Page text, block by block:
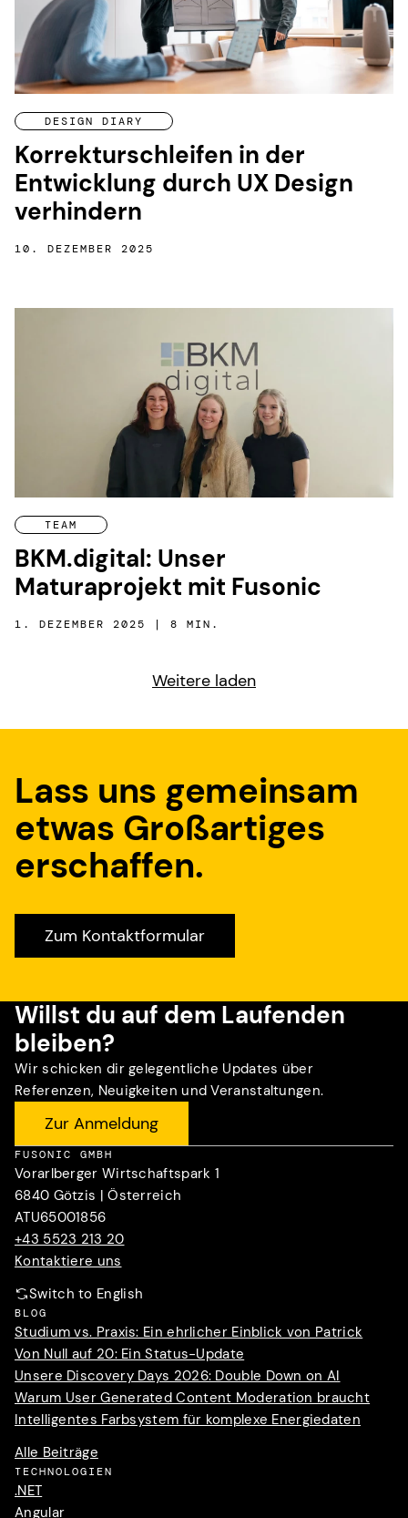
DESIGN DIARY
Korrekturschleifen in der
Entwicklung durch UX Design
verhindern
10. DEZEMBER 2025
TEAM
BKM.digital: Unser
Maturaprojekt mit Fusonic
1. DEZEMBER 2025 | 8 MIN.
Weitere laden
Lass uns gemeinsam
etwas Großartiges
erschaffen.
Zum Kontaktformular
Willst du auf dem Laufenden
bleiben?
Wir schicken dir gelegentliche Updates über
Referenzen, Neuigkeiten und Veranstaltungen.
Zur Anmeldung
FUSONIC GMBH
Vorarlberger Wirtschaftspark 1
6840 Götzis | Österreich
ATU65001856
+43 5523 213 20
Kontaktiere uns
Switch to English
BLOG
Studium vs. Praxis: Ein ehrlicher Einblick von Patrick
Von Null auf 20: Ein Status-Update
Unsere Discovery Days 2026: Double Down on AI
Warum User Generated Content Moderation braucht
Intelligentes Farbsystem für komplexe Energiedaten
Alle Beiträge
TECHNOLOGIEN
.NET
Angular